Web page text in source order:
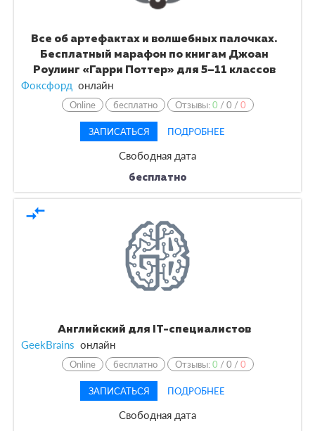
Все об артефактах и волшебных палочках.
Бесплатный марафон по книгам Джоан
Роулинг «Гарри Поттер» для 5–11 классов
Фоксфорд онлайн
Online бесплатно Отзывы:0 /0 /0
ЗАПИСАТЬСЯ ПОДРОБНЕЕ
Свободная дата
бесплатно
compare_arrows
Английский для IT-специалистов
GeekBrains онлайн
Online бесплатно Отзывы:0 /0 /0
ЗАПИСАТЬСЯ ПОДРОБНЕЕ
Свободная дата
Как выбрать курсы по изучению иностранного